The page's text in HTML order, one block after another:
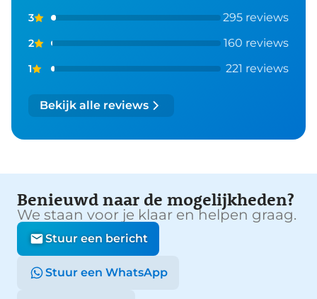
3 295 reviews
2 160 reviews
1 221 reviews
Bekijk alle reviews
Benieuwd naar de mogelijkheden?
We staan voor je klaar en helpen graag.
Stuur een bericht
Stuur een WhatsApp